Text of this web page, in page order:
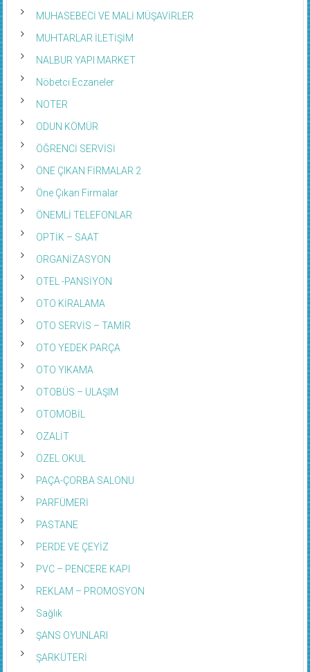
MUHASEBECİ VE MALİ MÜŞAVİRLER
MUHTARLAR İLETİŞİM
NALBUR YAPI MARKET
Nöbetci Eczaneler
NOTER
ODUN KÖMÜR
ÖĞRENCİ SERVİSİ
ÖNE ÇIKAN FİRMALAR 2
Öne Çıkan Firmalar
ÖNEMLİ TELEFONLAR
OPTİK – SAAT
ORGANİZASYON
OTEL -PANSİYON
OTO KİRALAMA
OTO SERVİS – TAMİR
OTO YEDEK PARÇA
OTO YIKAMA
OTOBÜS – ULAŞIM
OTOMOBİL
OZALİT
ÖZEL OKUL
PAÇA-ÇORBA SALONU
PARFÜMERİ
PASTANE
PERDE VE ÇEYİZ
PVC – PENCERE KAPI
REKLAM – PROMOSYON
Sağlık
ŞANS OYUNLARI
ŞARKÜTERİ